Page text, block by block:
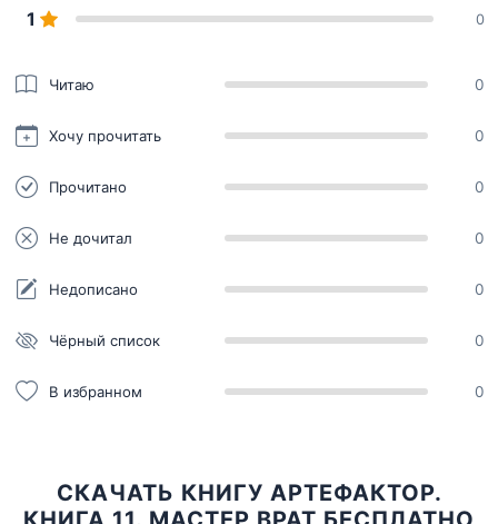
1 0
Читаю 0
Хочу прочитать 0
Прочитано 0
Не дочитал 0
Недописано 0
Чёрный список 0
В избранном 0
СКАЧАТЬ КНИГУ АРТЕФАКТОР.